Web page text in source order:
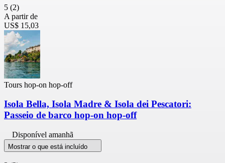
5 (2)
A partir de
US$ 15,03
Tours hop-on hop-off
Isola Bella, Isola Madre & Isola dei Pescatori:
Passeio de barco hop-on hop-off
Disponível amanhã
Mostrar o que está incluído